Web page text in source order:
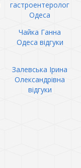
гастроентеролог
Одеса
Чайка Ганна
Одеса відгуки
Залевська Ірина
Олександрівна
відгуки